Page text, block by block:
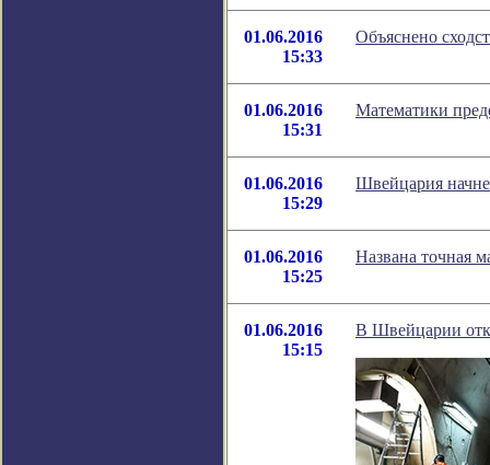
01.06.2016
15:33
Объяснено
01.06.2016
15:31
Математики
01.06.2016
15:29
Швейцария
01.06.2016
15:25
Названа точная
01.06.2016
15:15
В Швейцарии